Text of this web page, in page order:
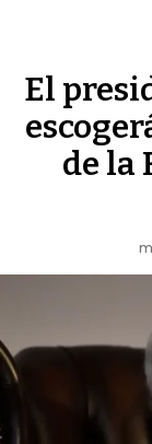
El
de la